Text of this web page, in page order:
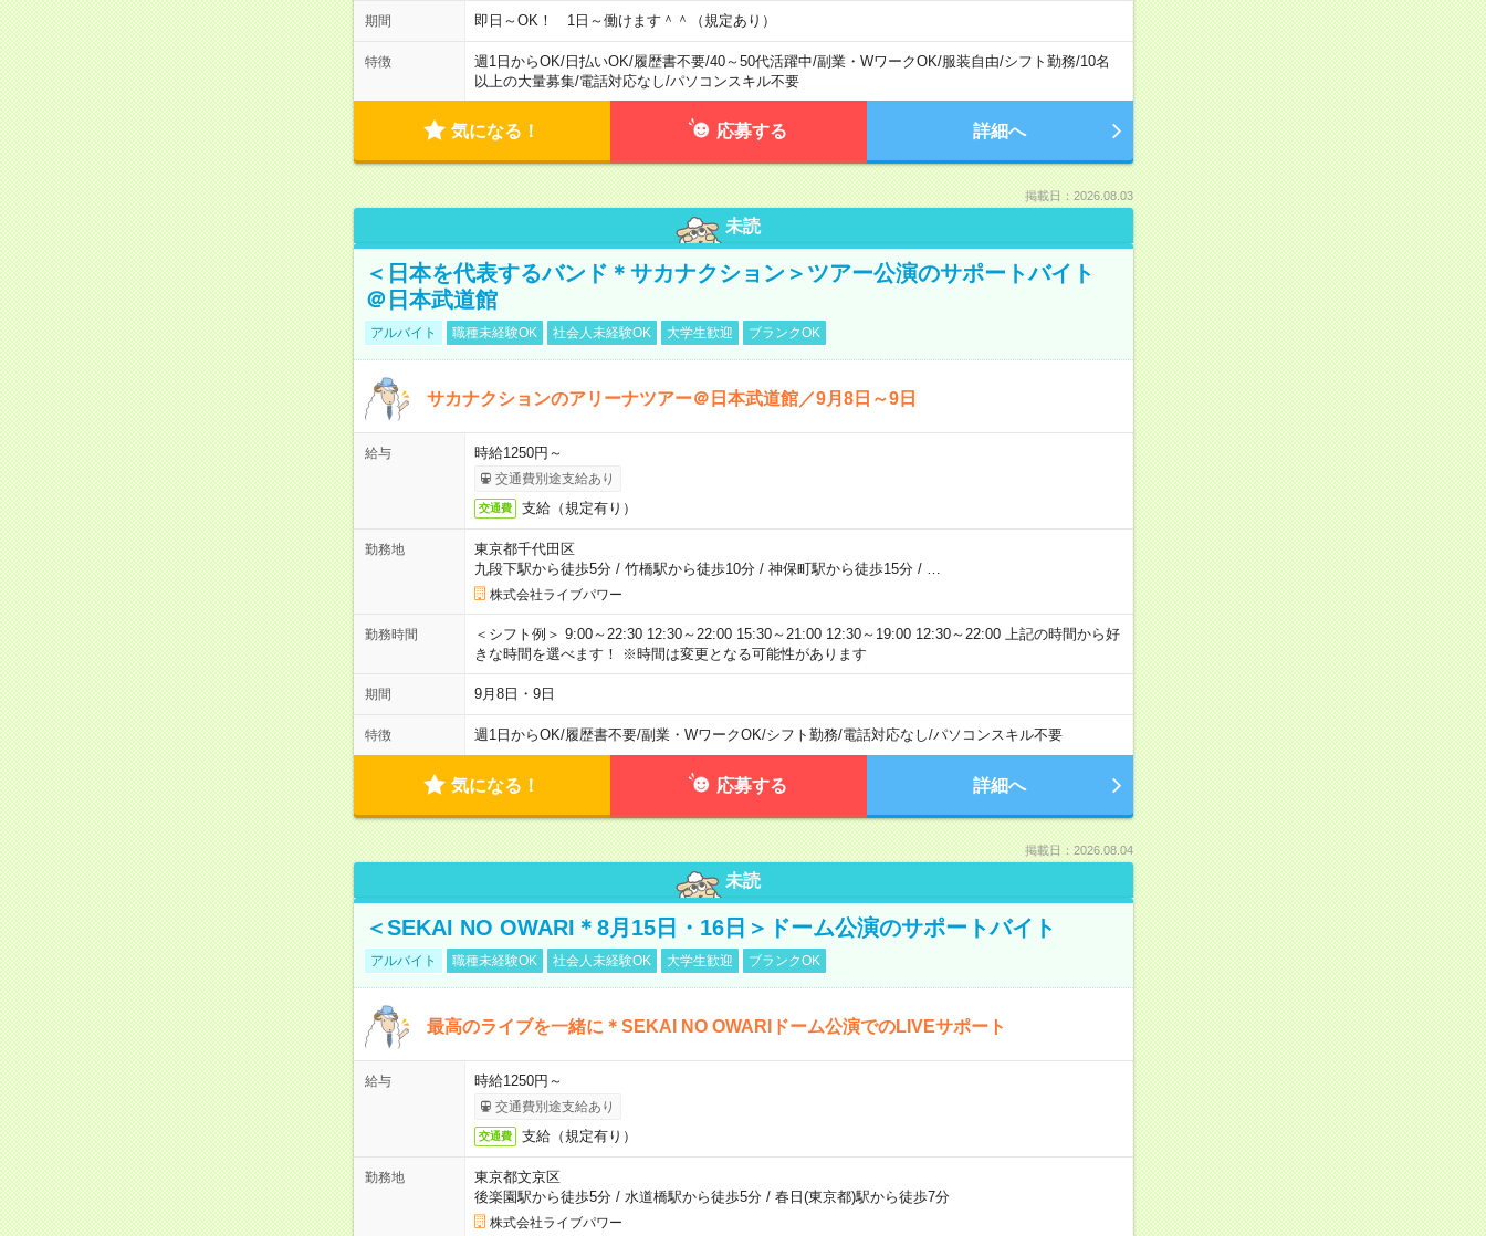
期間 即日～OK！ 1日～働けます＾＾（規定あり）
特徴 週1日からOK/日払いOK/履歴書不要/40～50代活躍中/副業・WワークOK/服装自由/シフト勤務/10名
以上の大量募集/電話対応なし/パソコンスキル不要
気になる！ 応募する 詳細へ
掲載日：2026.08.03
未読
＜日本を代表するバンド＊サカナクション＞ツアー公演のサポートバイト
＠日本武道館
アルバイト 職種未経験OK 社会人未経験OK 大学生歓迎 ブランクOK
サカナクションのアリーナツアー＠日本武道館／9月8日～9日
給与 時給1250円～
交通費別途支給あり
交通費 支給（規定有り）
勤務地
東京都千代田区
九段下駅から徒歩5分/ 竹橋駅から徒歩10分/ 神保町駅から徒歩15分/
株式会社ライブパワー
勤務時間
＜シフト例＞ 9:00～22:30 12:30～22:00 15:30～21:00 12:30～19:00 12:30～22:00 上記の時間から好
きな時間を選べます！ ※時間は変更となる可能性があります
期間 9月8日・9日
特徴 週1日からOK/履歴書不要/副業・WワークOK/シフト勤務/電話対応なし/パソコンスキル不要
気になる！ 応募する 詳細へ
掲載日：2026.08.04
未読
＜SEKAI NO OWARI＊8月15日・16日＞ドーム公演のサポートバイト
アルバイト 職種未経験OK 社会人未経験OK 大学生歓迎 ブランクOK
最高のライブを一緒に＊SEKAI NO OWARIドーム公演でのLIVEサポート
給与 時給1250円～
交通費別途支給あり
交通費 支給（規定有り）
勤務地
東京都文京区
後楽園駅から徒歩5分/ 水道橋駅から徒歩5分/ 春日(東京都)駅から徒歩7分
株式会社ライブパワー